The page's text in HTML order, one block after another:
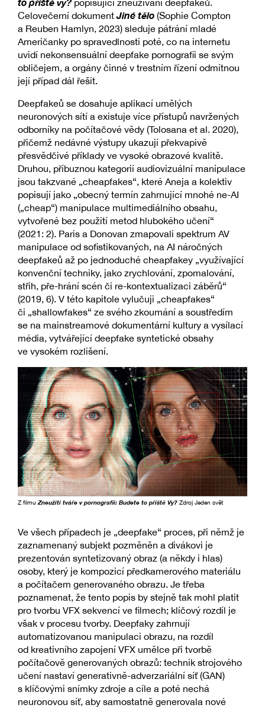
popisující zneužívání deepfakeů.
Celovečerní dokumentJiné tělo (Sophie Compton
a Reuben Hamlyn, 2023) sleduje pátrání mladé
Američanky po spravedlnosti poté, co na internetu
uvidí nekonsensuální deepfake pornografii se svým
obličejem, a orgány činné v trestním řízení odmítnou
její případ dál řešit.
Deepfakeů se dosahuje aplikací umělých
neuronových sítí a existuje více přístupů navržených
odborníky na počítačové vědy (Tolosana et al. 2020),
přičemž nedávné výstupy ukazují překvapivě
přesvědčivé příklady ve vysoké obrazové kvalitě.
Druhou, příbuznou kategorií audiovizuální manipulace
jsou takzvané „cheapfakes“, které Aneja a kolektiv
popisují jako „obecný termín zahrnující mnohé ne-AI
(„cheap“) manipulace multimediálního obsahu,
vytvořené bez použití metod hlubokého učení“
(2021: 2). Paris a Donovan zmapovali spektrum AV
manipulace od sofistikovaných, na AI náročných
deepfakeů až po jednoduché cheapfakey „využívající
konvenční techniky, jako zrychlování, zpomalování,
střih, pře-hrání scén či re-kontextualizaci záběrů“
(2019, 6). V této kapitole vylučuji „cheapfakes“
či „shallowfakes“ ze svého zkoumání a soustředím
se na mainstreamové dokumentární kultury a vysílací
média, vytvářející deepfake syntetické obsahy
ve vysokém rozlišení.
Z filmuZneužití tváře v pornografii: Budete to příště Vy? Zdroj Jeden svět
Ve všech případech je „deepfake“ proces, při němž je
zaznamenaný subjekt pozměněn a divákovi je
prezentován syntetizovaný obraz (a někdy i hlas)
osoby, který je kompozicí předkamerového materiálu
a počítačem generovaného obrazu. Je třeba
poznamenat, že tento popis by stejně tak mohl platit
pro tvorbu VFX sekvencí ve filmech; klíčový rozdíl je
však v procesu tvorby. Deepfaky zahrnují
automatizovanou manipulaci obrazu, na rozdíl
od kreativního zapojení VFX umělce při tvorbě
počítačově generovaných obrazů: technik strojového
učení nastaví generativně-adverzariální síť (GAN)
s klíčovými snímky zdroje a cíle a poté nechá
neuronovou síť, aby samostatně generovala nové